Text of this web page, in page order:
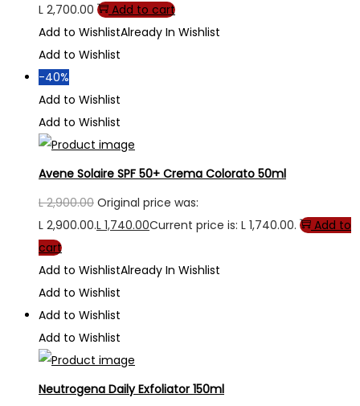
L 2,700.00
Add to cart
Add to WishlistAlready In Wishlist
Add to Wishlist
-40%
Add to Wishlist
Add to Wishlist
Avene Solaire SPF 50+ Crema Colorato 50ml
L2,900.00 Original price was:
L 2,900.00.L 1,740.00Current price is: L 1,740.00.
Add to
cart
Add to WishlistAlready In Wishlist
Add to Wishlist
Add to Wishlist
Add to Wishlist
Neutrogena Daily Exfoliator 150ml